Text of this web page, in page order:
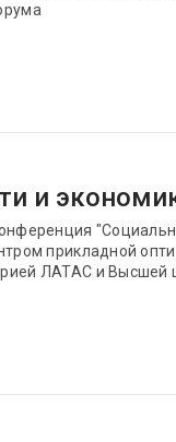
и
прикладной
ЛАТАС и Высшей